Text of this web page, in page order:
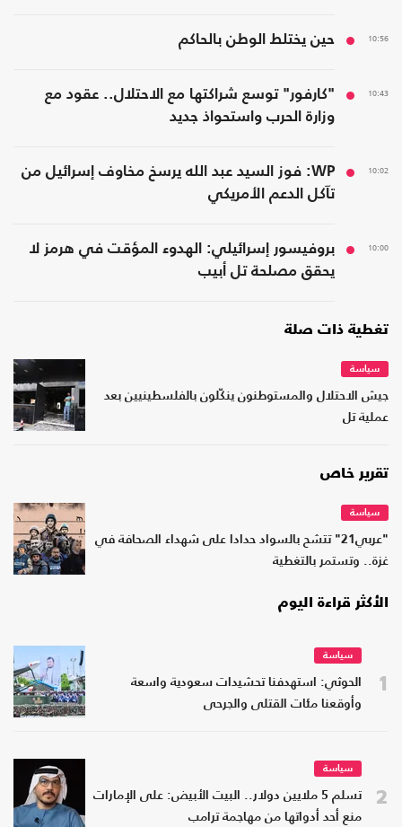
10:56 حين يختلط الوطن بالحاكم
10:43
"كارفور" توسع شراكتها مع الاحتلال.. عقود مع
وزارة الحرب واستحواذ جديد
10:02
WP: فوز السيد عبد الله يرسخ مخاوف إسرائيل من
تآكل الدعم الأمريكي
10:00
بروفيسور إسرائيلي: الهدوء المؤقت في هرمز لا
يحقق مصلحة تل أبيب
تغطية ذات صلة
سياسة
جيش الاحتلال والمستوطنون ينكّلون بالفلسطينيين بعد
عملية تل
تقرير خاص
سياسة
"عربي21" تتشح بالسواد حدادا على شهداء الصحافة في
غزة.. وتستمر بالتغطية
الأكثر قراءة اليوم
1
سياسة
الحوثي: استهدفنا تحشيدات سعودية واسعة
وأوقعنا مئات القتلى والجرحى
2
سياسة
تسلم 5 ملايين دولار.. البيت الأبيض: على الإمارات
منع أحد أدواتها من مهاجمة ترامب